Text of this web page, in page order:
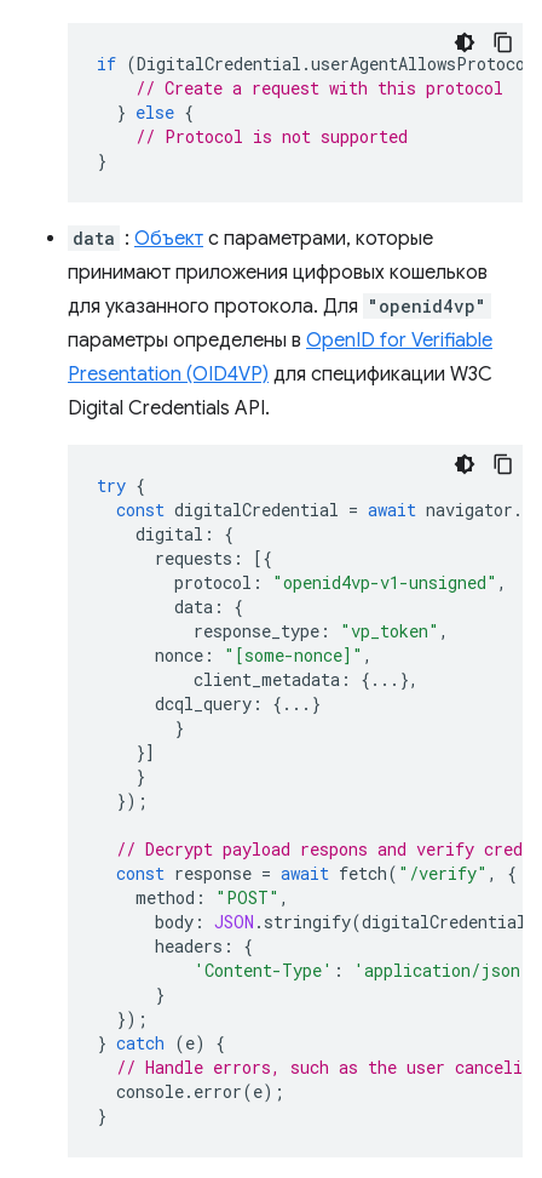
if (DigitalCredential .userAgentAllowsProtocol
// Create a request with this protocol
} else {
// Protocol is not supported
}
data : Объект с параметрами, которые
принимают приложения цифровых кошельков
для указанного протокола. Для "openid4vp"
параметры определены в OpenID for Verifiable
Presentation (OID4VP) для спецификации W3C
Digital Credentials API.
try {
const digitalCredential = await navigator .
digital :
{
requests :
[{
protocol : "openid4vp-v1-unsigned" ,
data :
{
response_type : "vp_token" ,
nonce : "[some-nonce]" ,
client_metadata :
{...},
dcql_query :
{...}
}
}]
}
});
// Decrypt payload respons and verify
const response = await fetch( "/verify" ,
{
method : "POST" ,
body : JSON . stringify(digitalCredential
headers :
{
'Content-Type' :
'application/json'
}
});
} catch (e)
{
// Handle errors, such as the user
console. error(e);
}